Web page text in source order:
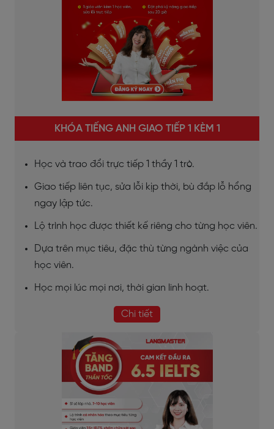
KHÓA TIẾNG ANH GIAO TIẾP 1 KÈM 1
Học và trao đổi trực tiếp 1 thầy 1 trò.
Giao tiếp liên tục, sửa lỗi kịp thời, bù đắp lỗ hổng
ngay lập tức.
Lộ trình học được thiết kế riêng cho từng học viên.
Dựa trên mục tiêu, đặc thù từng ngành việc của
học viên.
Học mọi lúc mọi nơi, thời gian linh hoạt.
Chi tiết